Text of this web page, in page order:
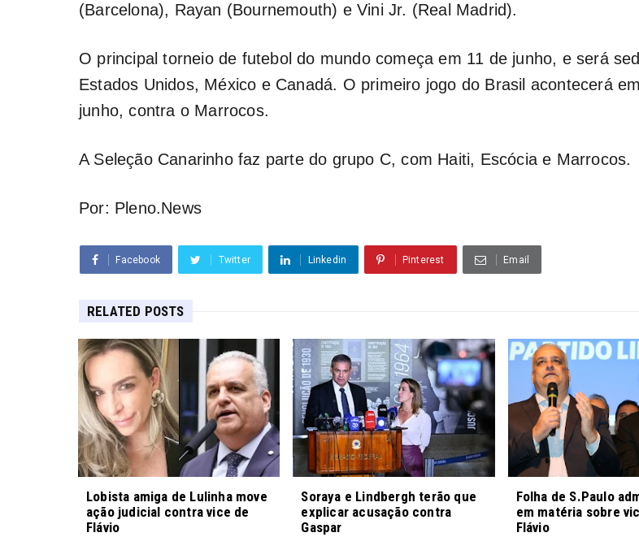
(Barcelona), Rayan (Bournemouth) e Vini Jr. (Real Madrid).
O principal torneio de futebol do mundo começa em 11 de junho, e será
Estados Unidos, México e Canadá. O primeiro jogo do Brasil acontecerá
junho, contra o Marrocos.
A Seleção Canarinho faz parte do grupo C, com Haiti, Escócia e Marrocos.
Por: Pleno.News
Facebook Twitter Linkedin Pinterest Email
RELATED POSTS
Lobista amiga de Lulinha move
ação judicial contra vice de
Flávio
Soraya e Lindbergh terão que
explicar acusação contra
Gaspar
Folha de S.Paulo
em matéria sobre
Flávio